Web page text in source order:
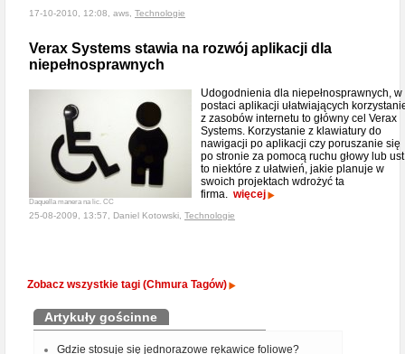
17-10-2010, 12:08, aws, Technologie
Verax Systems stawia na rozwój aplikacji dla
niepełnosprawnych
Daquella manera na lic. CC
Udogodnienia dla niepełnosprawnych, w
postaci aplikacji ułatwiających
z zasobów internetu to główny cel Verax
Systems. Korzystanie z klawiatury do
nawigacji po aplikacji czy poruszanie się
po stronie za pomocą ruchu głowy lub
to niektóre z ułatwień, jakie planuje w
swoich projektach wdrożyć ta
firma. więcej
25-08-2009, 13:57, Daniel Kotowski, Technologie
Zobacz wszystkie tagi (Chmura Tagów)
Artykuły gościnne
Gdzie stosuje się jednorazowe rękawice foliowe?